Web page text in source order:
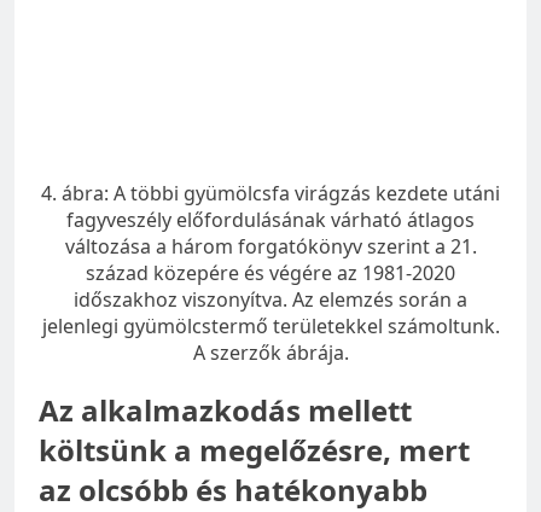
4. ábra: A többi gyümölcsfa virágzás kezdete utáni
fagyveszély előfordulásának várható átlagos
változása a három forgatókönyv szerint a 21.
század közepére és végére az 1981-2020
időszakhoz viszonyítva. Az elemzés során a
jelenlegi gyümölcstermő területekkel számoltunk.
A szerzők ábrája.
Az alkalmazkodás mellett
költsünk a megelőzésre, mert
az olcsóbb és hatékonyabb